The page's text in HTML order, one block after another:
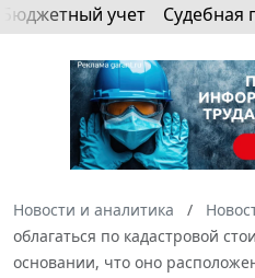
Бюджетный учет Судебная
Новости и аналитика
облагаться по кадастровой
основании, что оно